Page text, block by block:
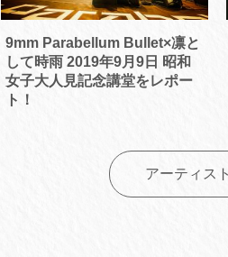
9mm Parabellum Bullet×凛と
して時雨 2019年9月9日 昭和
女子大人見記念講堂をレポー
ト！
アーティス